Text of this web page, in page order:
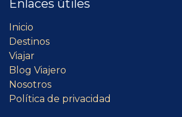
Enlaces útiles
Inicio
Destinos
Viajar
Blog Viajero
Nosotros
Política de privacidad